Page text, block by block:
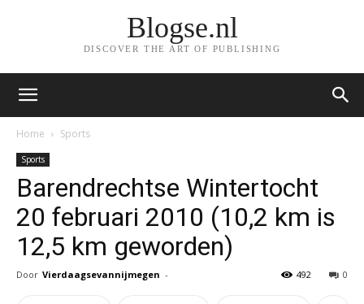
Blogse.nl
DISCOVER THE ART OF PUBLISHING
Home Sports
Sports
Barendrechtse Wintertocht
20 februari 2010 (10,2 km is
12,5 km geworden)
Door Vierdaagsevannijmegen - 0
492